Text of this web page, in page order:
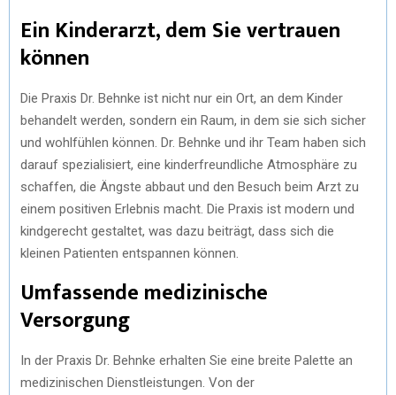
Ein Kinderarzt, dem Sie vertrauen
können
Die Praxis Dr. Behnke ist nicht nur ein Ort, an dem Kinder
behandelt werden, sondern ein Raum, in dem sie sich sicher
und wohlfühlen können. Dr. Behnke und ihr Team haben sich
darauf spezialisiert, eine kinderfreundliche Atmosphäre zu
schaffen, die Ängste abbaut und den Besuch beim Arzt zu
einem positiven Erlebnis macht. Die Praxis ist modern und
kindgerecht gestaltet, was dazu beiträgt, dass sich die
kleinen Patienten entspannen können.
Umfassende medizinische
Versorgung
In der Praxis Dr. Behnke erhalten Sie eine breite Palette an
medizinischen Dienstleistungen. Von der